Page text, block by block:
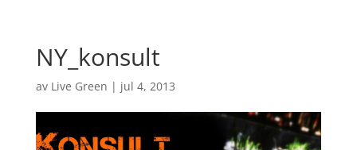
NY_konsult
av Live Green | jul 4, 2013